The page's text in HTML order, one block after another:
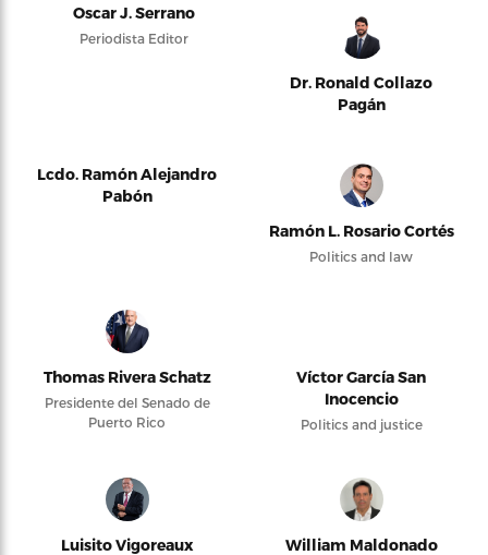
Oscar J. Serrano
Periodista Editor
Dr. Ronald Collazo
Pagán
Lcdo. Ramón Alejandro
Pabón
Ramón L. Rosario Cortés
Politics and law
Thomas Rivera Schatz
Presidente del Senado de
Puerto Rico
Víctor García San
Inocencio
Politics and justice
Luisito Vigoreaux William Maldonado